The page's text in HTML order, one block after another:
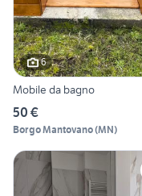
6
Mobile da bagno
50 €
Borgo Mantovano(MN)